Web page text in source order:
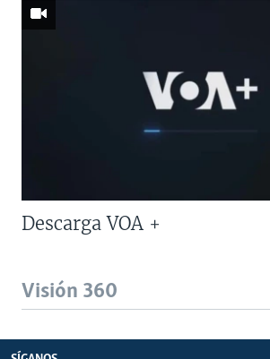
Descarga VOA +
Visión 360